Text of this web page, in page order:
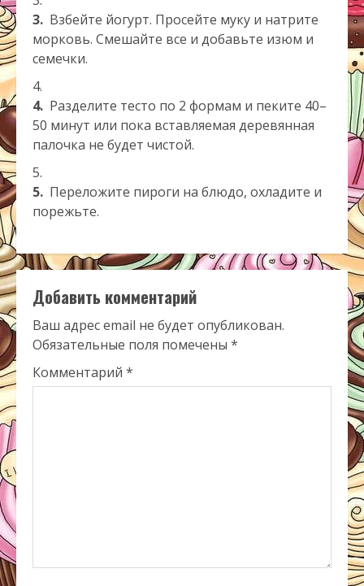
3. Взбейте йогурт. Просейте муку и натрите
морковь. Смешайте все и добавьте изюм и
семечки.
4. Разделите тесто по 2 формам и пеките 40–
50 минут или пока вставляемая деревянная
палочка не будет чистой.
5. Переложите пироги на блюдо, охладите и
порежьте.
Добавить комментарий
Ваш адрес email не будет опубликован.
Обязательные поля помечены *
Комментарий *